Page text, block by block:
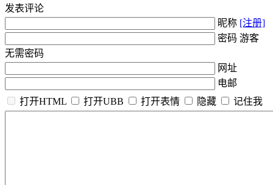
发表评论
昵称 [注册]
密码 游客
无需密码
网址
电邮
打开HTML
打开UBB 打开表情 隐藏 记住我